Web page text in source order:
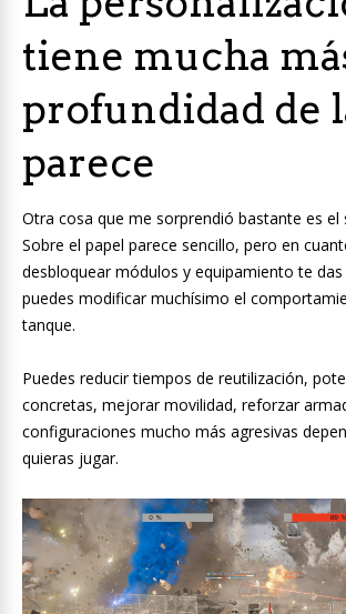
tiene mucha
profundidad de
parece
Otra cosa que me sorprendió bastante es el
Sobre el papel parece sencillo, pero en
desbloquear módulos y equipamiento te
puedes modificar muchísimo el
tanque.
Puedes reducir tiempos de reutilización,
concretas, mejorar movilidad, reforzar
configuraciones mucho más agresivas
quieras jugar.